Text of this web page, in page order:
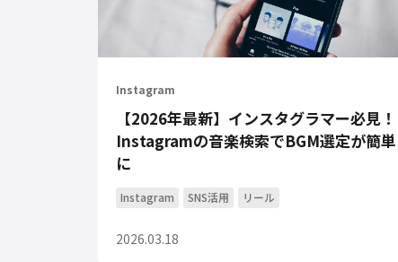
Instagram
【2026年最新】インスタグラマー必見！
Instagramの音楽検索でBGM選定が簡単
に
Instagram SNS活用 リール
2026.03.18